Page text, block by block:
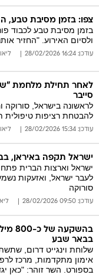
צפו: בזמן מסיבת טבע,
בזמן מסיבת טבע לכבוד
ולסיום האירוע. "החזיר
עודכן: 16:24 28/02/2026
לאחר תחילת מלחמת
סייבר
לראשונה בישראל, סורוקה
להבטחת רציפות
עודכן: 15:34 28/02/2026
ישראל תקפה באיראן,
ישראל וארצות הברית
לעבר ישראל, ואזעקות
סורוקה
עודכן: 09:50 28/02/2026
בבאר שבע
אימון מתקדמות, מרכז
בספורט. השר זוהר: "כאן